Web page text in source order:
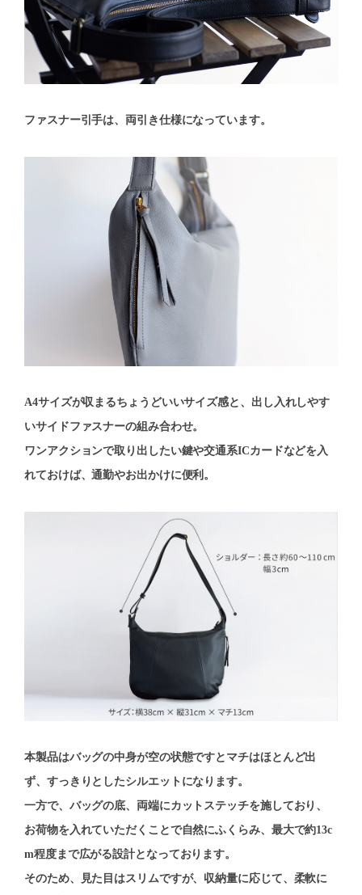
ファスナー引手は、両引き仕様になっています。
A4サイズが収まるちょうどいいサイズ感と、出し入れしやす
いサイドファスナーの組み合わせ。
ワンアクションで取り出したい鍵や交通系ICカードなどを入
れておけば、通勤やお出かけに便利。
本製品はバッグの中身が空の状態ですとマチはほとんど出
ず、すっきりとしたシルエットになります。
一方で、バッグの底、両端にカットステッチを施しており、
お荷物を入れていただくことで自然にふくらみ、最大で約13c
m程度まで広がる設計となっております。
そのため、見た目はスリムですが、収納量に応じて、柔軟に